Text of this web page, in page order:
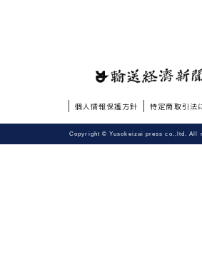
個人情報保護方針 特定商取引法
Copyright © Yusokeizai press co.,ltd. All